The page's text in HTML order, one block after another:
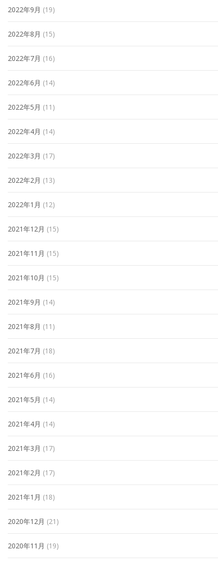
2022年9月 (19)
2022年8月 (15)
2022年7月 (16)
2022年6月 (14)
2022年5月 (11)
2022年4月 (14)
2022年3月 (17)
2022年2月 (13)
2022年1月 (12)
2021年12月 (15)
2021年11月 (15)
2021年10月 (15)
2021年9月 (14)
2021年8月 (11)
2021年7月 (18)
2021年6月 (16)
2021年5月 (14)
2021年4月 (14)
2021年3月 (17)
2021年2月 (17)
2021年1月 (18)
2020年12月 (21)
2020年11月 (19)